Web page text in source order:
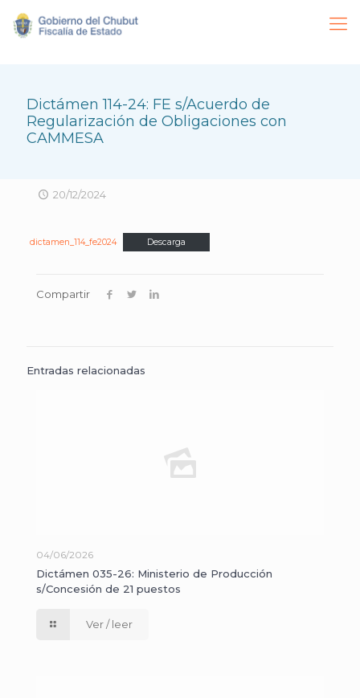
Dictámen 114-24: FE s/Acuerdo de
Regularización de Obligaciones con
CAMMESA
20/12/2024
dictamen_114_fe2024 Descarga
Compartir
Entradas relacionadas
04/06/2026
Dictámen 035-26: Ministerio de Producción
s/Concesión de 21 puestos
Ver / leer